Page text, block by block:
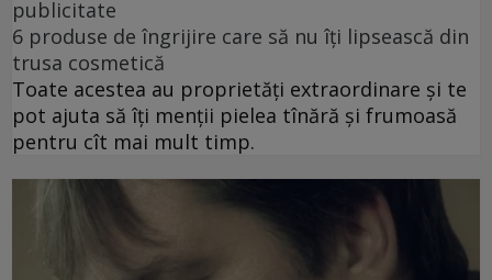
publicitate
6 produse de îngrijire care să nu îți lipsească din
trusa cosmetică
Toate acestea au proprietăți extraordinare și te
pot ajuta să îți menții pielea tînără și frumoasă
pentru cît mai mult timp.